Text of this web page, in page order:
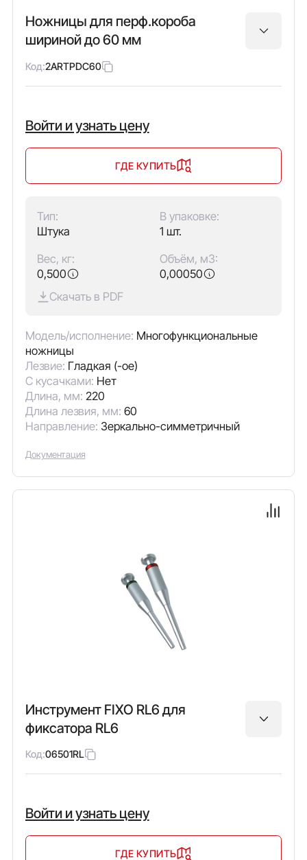
Ножницы для перф.короба
шириной до 60 мм
Код:2ARTPDC60
Войти и узнать цену
ГДЕ КУПИТЬ
Тип:
Штука
В упаковке:
1 шт.
Вес, кг:
0,500
Объём, м3:
0,00050
Скачать в PDF
Модель/исполнение: Многофункциональные
ножницы
Лезвие: Гладкая (-ое)
С кусачками: Нет
Длина, мм: 220
Длина лезвия, мм: 60
Направление: Зеркально-симметричный
Документация
Инструмент FIXO RL6 для
фиксатора RL6
Код:06501RL
Войти и узнать цену
ГДЕ КУПИТЬ